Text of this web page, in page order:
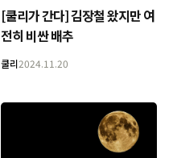
[쿨리가 간다] 김장철 왔지만 여
전히 비싼 배추
쿨리2024.11.20